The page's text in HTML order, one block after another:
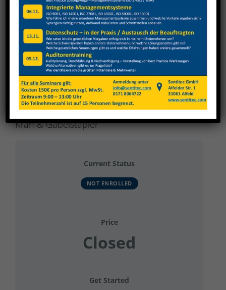
View
Larger
Image
Hugo Beck Grundunterweisung, Ergonomie,
Kran & Gabelstapler
Current Status
NOT ENROLLED
Price
Closed
Get Started